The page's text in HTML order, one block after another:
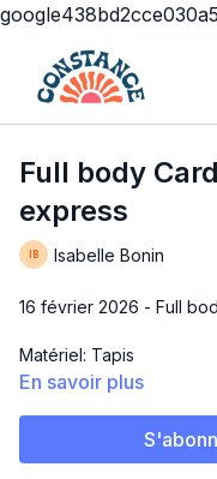
Full body
express
Isabelle Bonin
16 février 2026 - Full
Matériel: Tapis
Ça se peut que tu
En savoir plus